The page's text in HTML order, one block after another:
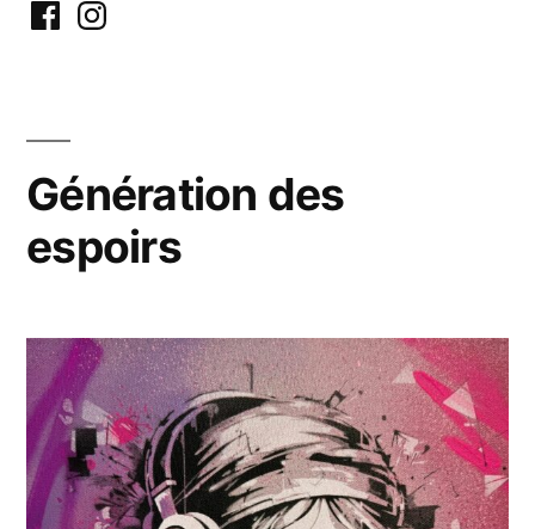
FB Insta
Génération des
espoirs